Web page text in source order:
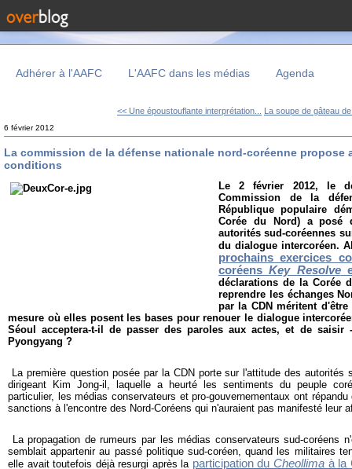
Adhérer à l'AAFC L'AAFC dans les médias Agenda
<< Une époustouflante interprétation... La soupe de gâteau
6 février 2012
La commission de la défense nationale nord-coréenne propose
conditions
Le 2 février 2012, le
Commission de la
République populaire
Corée du Nord) a posé
autorités sud-coréennes
du dialogue intercoréen.
prochains exercices
coréensKey Resolve
déclarations de la Corée
reprendre les échanges
par la CDN méritent
mesure où elles posent les bases pour renouer le dialogue
Séoul acceptera-t-il de passer des paroles aux actes, et de
Pyongyang ?
La première question posée par la CDN porte sur l'attitude des autorités
dirigeant Kim Jong-il, laquelle a heurté les sentiments du peuple
particulier, les médias conservateurs et pro-gouvernementaux ont
sanctions à l'encontre des Nord-Coréens qui n'auraient pas manifesté leur
La propagation de rumeurs par les médias conservateurs sud-coréens
semblait appartenir au passé politique sud-coréen, quand les militaires
elle avait toutefois déjà resurgi après la participation duCheollima à la